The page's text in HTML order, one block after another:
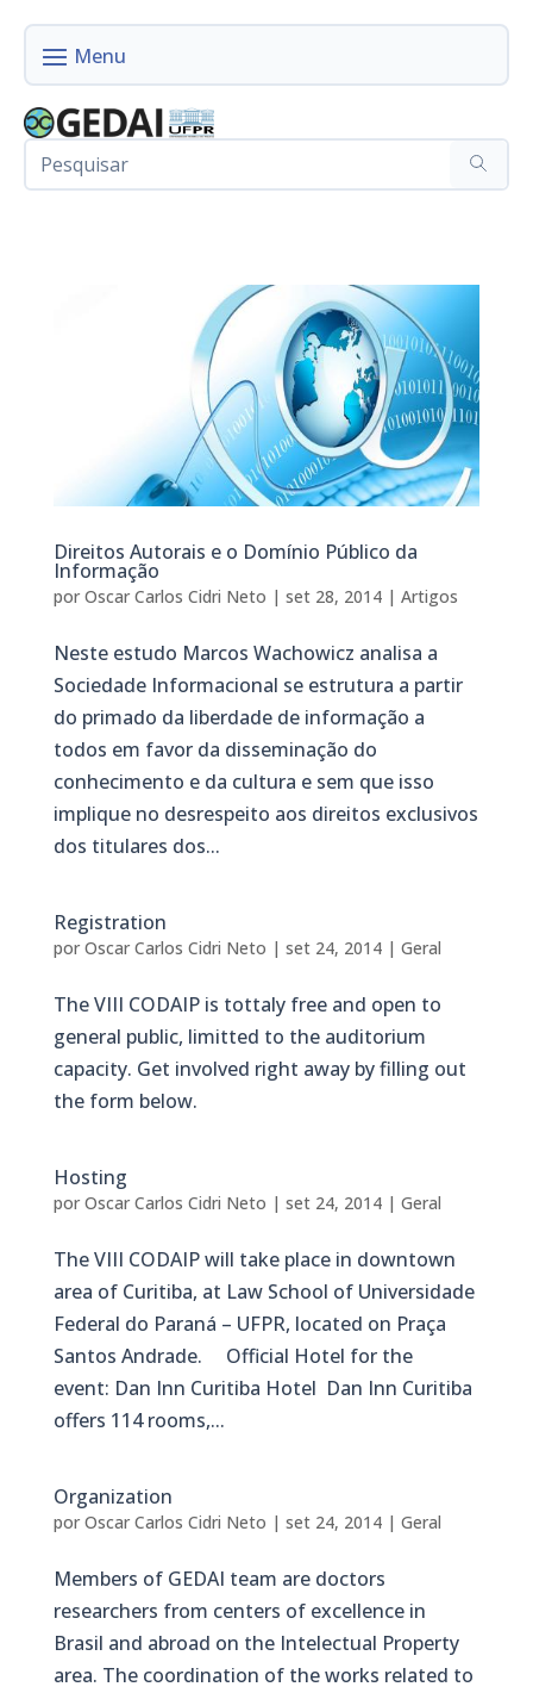
Direitos Autorais e o Domínio Público da
Informação
por Oscar Carlos Cidri Neto | set 28, 2014| Artigos
Neste estudo Marcos Wachowicz analisa a
Sociedade Informacional se estrutura a partir
do primado da liberdade de informação a
todos em favor da disseminação do
conhecimento e da cultura e sem que isso
implique no desrespeito aos direitos exclusivos
dos titulares dos...
Registration
por Oscar Carlos Cidri Neto | set 24, 2014| Geral
The VIII CODAIP is tottaly free and open to
general public, limitted to the auditorium
capacity. Get involved right away by filling out
the form below.
Hosting
por Oscar Carlos Cidri Neto | set 24, 2014| Geral
The VIII CODAIP will take place in downtown
area of Curitiba, at Law School of Universidade
Federal do Paraná – UFPR, located on Praça
Santos Andrade. Official Hotel for the
event: Dan Inn Curitiba Hotel Dan Inn Curitiba
offers 114 rooms,...
Organization
por Oscar Carlos Cidri Neto | set 24, 2014| Geral
Members of GEDAI team are doctors
researchers from centers of excellence in
Brasil and abroad on the Intelectual Property
area. The coordination of the works related to